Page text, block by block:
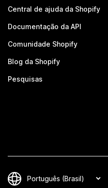
Central de ajuda da Shopify
Documentação da API
Comunidade Shopify
Blog da Shopify
Pesquisas